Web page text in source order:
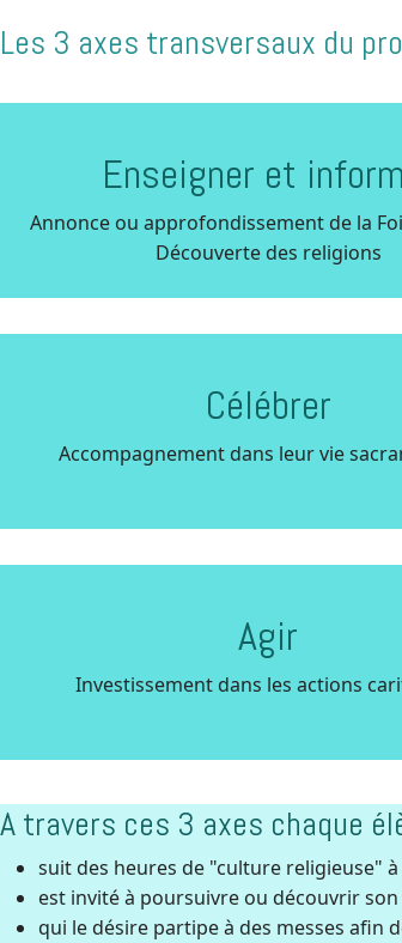
Les 3 axes transversaux du
Enseigner et
Annonce ou approfondissement de la
Découverte des religions
Célébrer
Accompagnement dans leur vie
Agir
Investissement dans les actions
A travers ces 3 axes chaque
suit des heures de "culture religieuse"
est invité à poursuivre ou découvrir
qui le désire partipe à des messes afin